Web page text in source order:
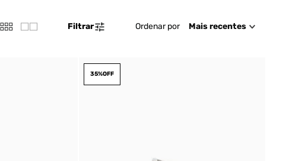
Filtrar Ordenar por Mais recentes
35%OFF